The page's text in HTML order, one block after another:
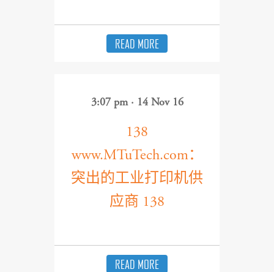
READ MORE
3:07 pm · 14 Nov 16
138
www.MTuTech.com：
突出的工业打印机供
应商 138
READ MORE